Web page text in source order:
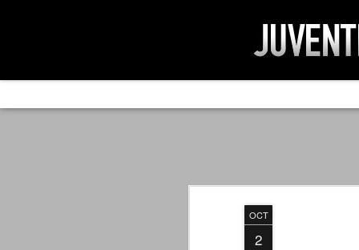
OCT
2
Ed infatti, per chi ricorda le convulse
davvero impresa impossibile quella di
erano abbattuti sulla Juventus.